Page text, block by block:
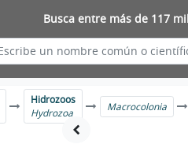
Busca entre más de 117
Hidrozoos
Hydrozoa
Macrocolonia